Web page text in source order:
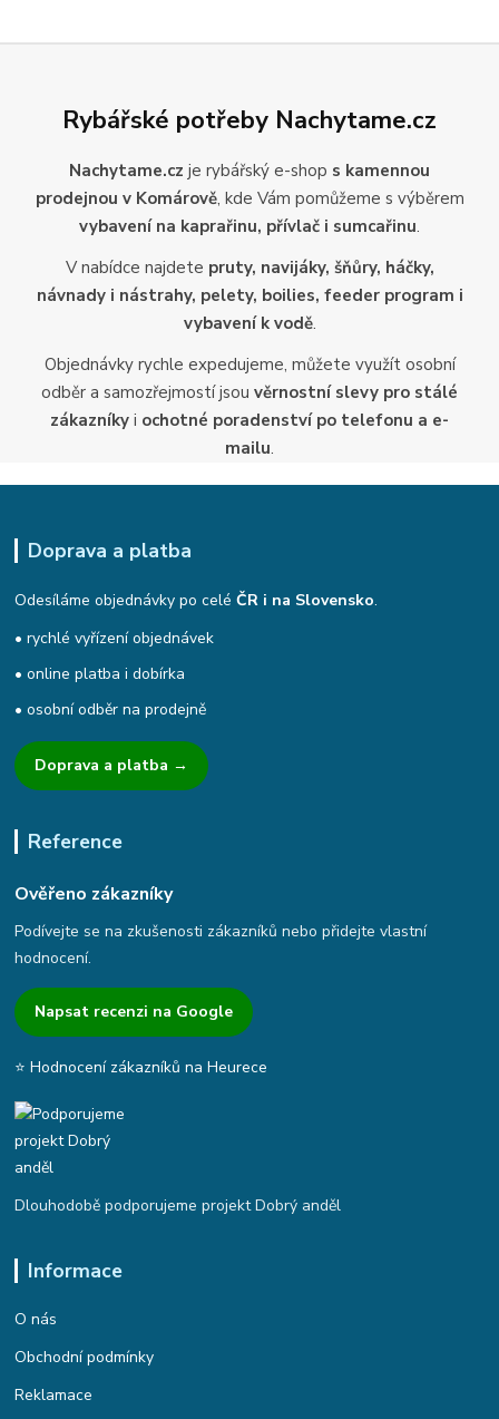
Rybářské potřeby Nachytame.cz
Nachytame.cz je rybářský e-shop s kamennou
prodejnou v Komárově, kde Vám pomůžeme s výběrem
vybavení na kaprařinu, přívlač i sumcařinu.
V nabídce najdete pruty, navijáky, šňůry, háčky,
návnady i nástrahy, pelety, boilies, feeder program i
vybavení k vodě.
Objednávky rychle expedujeme, můžete využít osobní
odběr a samozřejmostí jsou věrnostní slevy pro stálé
zákazníky i ochotné poradenství po telefonu a e-
mailu.
Doprava a platba
Odesíláme objednávky po celéČR i na Slovensko.
• rychlé vyřízení objednávek
• online platba i dobírka
• osobní odběr na prodejně
Doprava a platba →
Reference
Ověřeno zákazníky
Podívejte se na zkušenosti zákazníků nebo přidejte vlastní
hodnocení.
Napsat recenzi na Google
⭐ Hodnocení zákazníků na Heurece
Dlouhodobě podporujeme projekt Dobrý anděl
Informace
O nás
Obchodní podmínky
Reklamace